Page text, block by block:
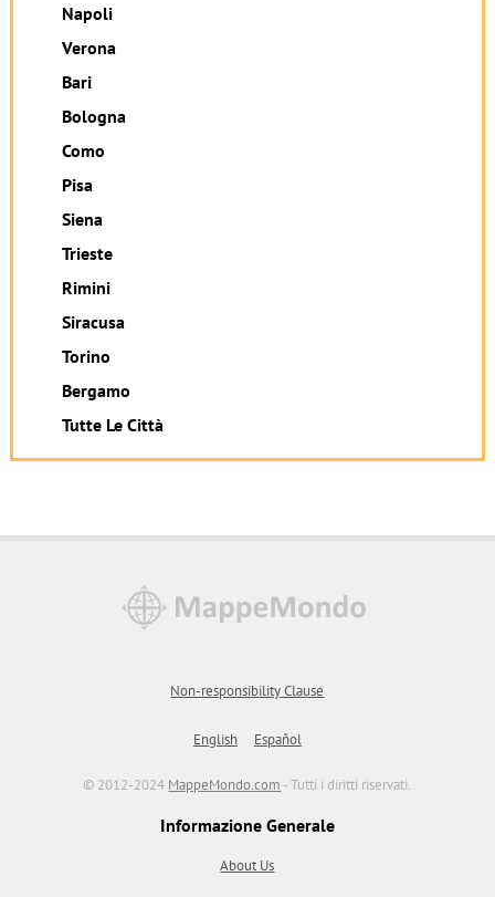
Napoli
Verona
Bari
Bologna
Como
Pisa
Siena
Trieste
Rimini
Siracusa
Torino
Bergamo
Tutte Le Città
Non-responsibility Clause
English Español
© 2012-2024 MappeMondo.com - Tutti i diritti riservati.
Informazione Generale
About Us